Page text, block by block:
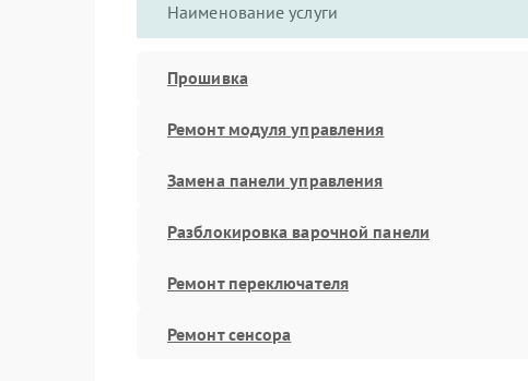
Наименование услуги
Прошивка
Ремонт модуля управления
Замена панели управления
Разблокировка варочной панели
Ремонт переключателя
Ремонт сенсора